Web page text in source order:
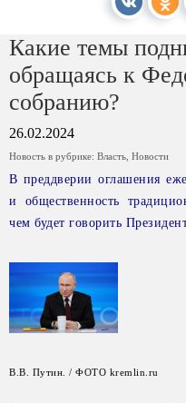
Какие темы
обращаясь к
собранию?
26.02.2024
Новость в рубрике: Власть Новости
В преддверии оглашения
и общественность
чем будет говорить
В.В. Путин. / ФОТО kremlin.ru